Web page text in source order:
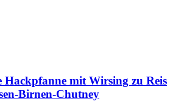
Hackpfanne mit Wirsing zu Reis
Birnen-Chutney